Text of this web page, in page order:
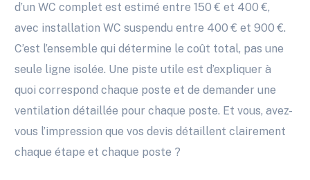
d’un WC complet est estimé entre 150 € et 400 €,
avec installation WC suspendu entre 400 € et 900 €.
C’est l’ensemble qui détermine le coût total, pas une
seule ligne isolée. Une piste utile est d’expliquer à
quoi correspond chaque poste et de demander une
ventilation détaillée pour chaque poste. Et vous, avez-
vous l’impression que vos devis détaillent clairement
chaque étape et chaque poste ?